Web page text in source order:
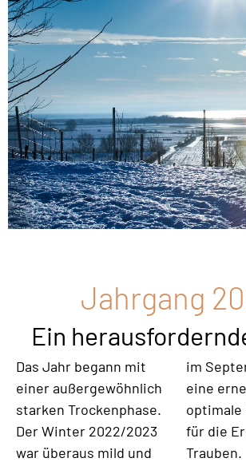
Jahrgang
Ein
Das Jahr begann mit
einer außergewöhnlich
starken Trockenphase.
Der Winter 2022/2023
war überaus mild und
im
eine
optimale
für die
Trauben.